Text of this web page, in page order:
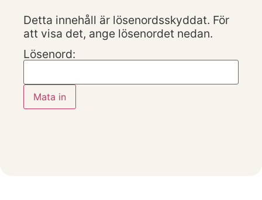
Detta innehåll är lösenordsskyddat. För
att visa det, ange lösenordet nedan.
Lösenord: